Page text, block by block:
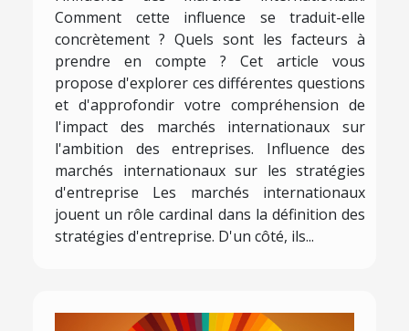
Comment cette influence se traduit-elle
concrètement ? Quels sont les facteurs à
prendre en compte ? Cet article vous
propose d'explorer ces différentes questions
et d'approfondir votre compréhension de
l'impact des marchés internationaux sur
l'ambition des entreprises. Influence des
marchés internationaux sur les stratégies
d'entreprise Les marchés internationaux
jouent un rôle cardinal dans la définition des
stratégies d'entreprise. D'un côté, ils...